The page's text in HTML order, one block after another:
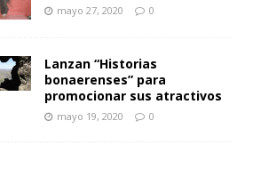
mayo 27, 2020 0
Lanzan “Historias
bonaerenses” para
promocionar sus atractivos
mayo 19, 2020 0